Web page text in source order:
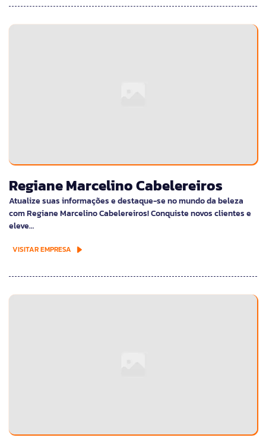
Regiane Marcelino Cabelereiros
Atualize suas informações e destaque-se no mundo da beleza
com Regiane Marcelino Cabelereiros! Conquiste novos clientes e
eleve…
VISITAR EMPRESA